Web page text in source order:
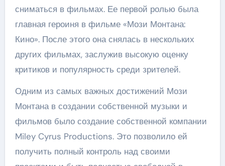
сниматься в фильмах. Ее первой ролью была
главная героиня в фильме «Мози Монтана:
Кино». После этого она снялась в нескольких
других фильмах, заслужив высокую оценку
критиков и популярность среди зрителей.
Одним из самых важных достижений Мози
Монтана в создании собственной музыки и
фильмов было создание собственной компании
Miley Cyrus Productions. Это позволило ей
получить полный контроль над своими